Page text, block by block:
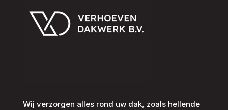
Wij verzorgen alles rond uw dak, zoals hellende